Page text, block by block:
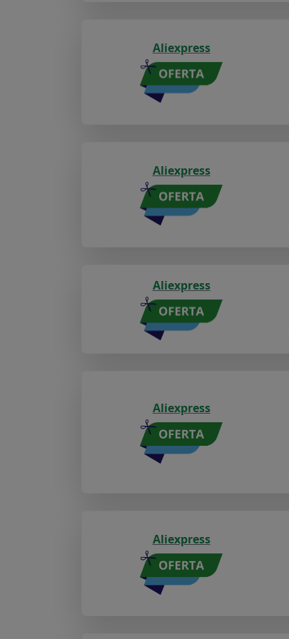
Aliexpress
Aliexpress
Aliexpress
Aliexpress
Aliexpress